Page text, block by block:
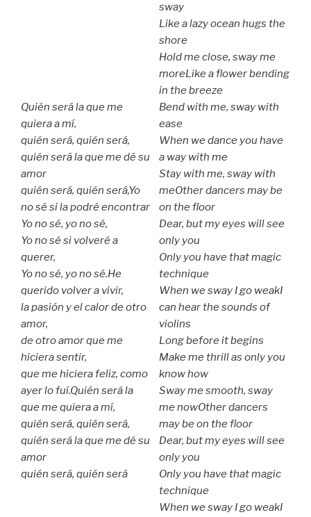
Quién será la que me
quiera a mí,
quién será, quién será,
quién será la que me dé su
amor
quién será, quién será,Yo
no sé si la podré encontrar
Yo no sé, yo no sé,
Yo no sé si volveré a
querer,
Yo no sé, yo no sé.He
querido volver a vivir,
la pasión y el calor de otro
amor,
de otro amor que me
hiciera sentir,
que me hiciera feliz, como
ayer lo fuí.Quién será la
que me quiera a mí,
quién será, quién será,
quién será la que me dé su
amor
quién será, quién será
sway
Like a lazy ocean hugs the
shore
Hold me close, sway me
moreLike a flower bending
in the breeze
Bend with me, sway with
ease
When we dance you have
a way with me
Stay with me, sway with
meOther dancers may be
on the floor
Dear, but my eyes will see
only you
Only you have that magic
technique
When we sway I go weakI
can hear the sounds of
violins
Long before it begins
Make me thrill as only you
know how
Sway me smooth, sway
me nowOther dancers
may be on the floor
Dear, but my eyes will see
only you
Only you have that magic
technique
When we sway I go weakI